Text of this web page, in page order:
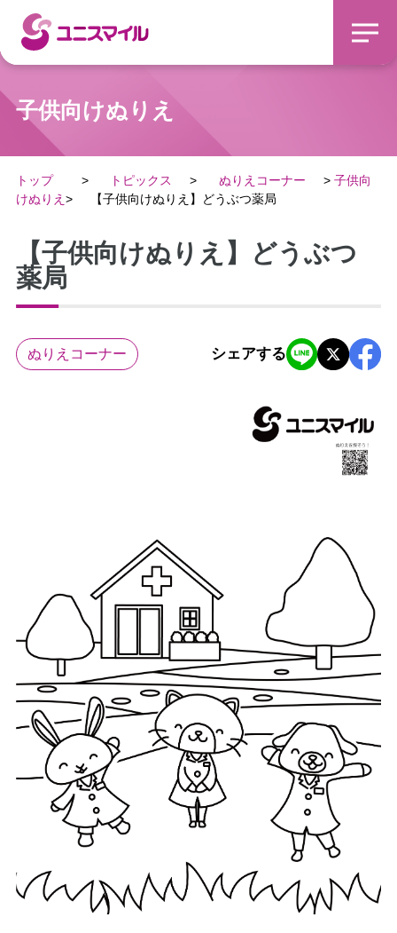
子供向けぬりえ
トップ トピックス ぬりえコーナー
子供向
けぬりえ
【子供向けぬりえ】どうぶつ薬局
【子供向けぬりえ】どうぶつ
薬局
ぬりえコーナー シェアする